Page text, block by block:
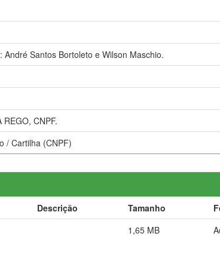
André Santos Bortoleto e Wilson Maschio.
REGO, CNPF.
/ Cartilha (CNPF)
Descrição Tamanho
1,65 MB